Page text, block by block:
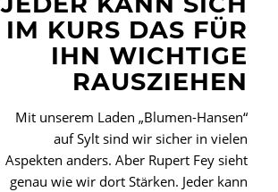
IM KURS DAS FÜR
IHN WICHTIGE
RAUSZIEHEN
Mit unserem Laden „Blumen-Hansen“
auf Sylt sind wir sicher in vielen
Aspekten anders. Aber Rupert Fey sieht
genau wie wir dort Stärken. Jeder kann